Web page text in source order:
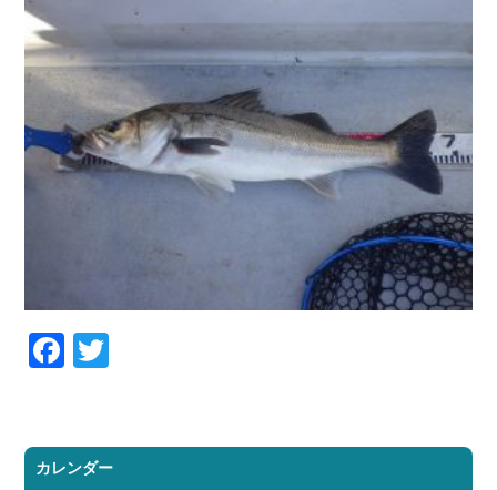
Facebook
カレンダー